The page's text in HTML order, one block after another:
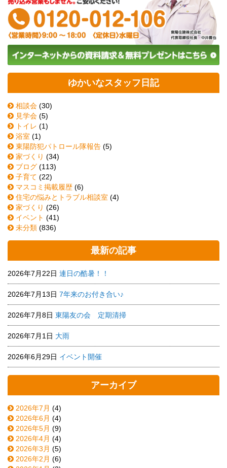
ゆかいなスタッフ日記
相談会 (30)
見学会 (5)
トイレ (1)
浴室 (1)
東陽防犯パトロール隊報告 (5)
家づくり (34)
ブログ (113)
子育て (22)
マスコミ掲載履歴 (6)
住宅の悩みとトラブル相談室 (4)
家づくり (26)
イベント (41)
未分類 (836)
最新の記事
2026年7月22日 連日の酷暑！！
2026年7月13日 7年来のお付き合い♪
2026年7月8日 東陽友の会 定期清掃
2026年7月1日 大雨
2026年6月29日 イベント開催
アーカイブ
2026年7月 (4)
2026年6月 (4)
2026年5月 (9)
2026年4月 (4)
2026年3月 (5)
2026年2月 (6)